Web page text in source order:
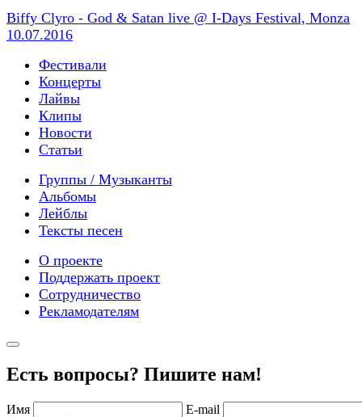
Biffy Clyro - God & Satan live @ I-Days Festival, Monza
10.07.2016
Фестивали
Концерты
Лайвы
Клипы
Новости
Статьи
Группы / Музыканты
Альбомы
Лейблы
Тексты песен
О проекте
Поддержать проект
Сотрудничество
Рекламодателям
Есть вопросы? Пишите нам!
Имя E-mail